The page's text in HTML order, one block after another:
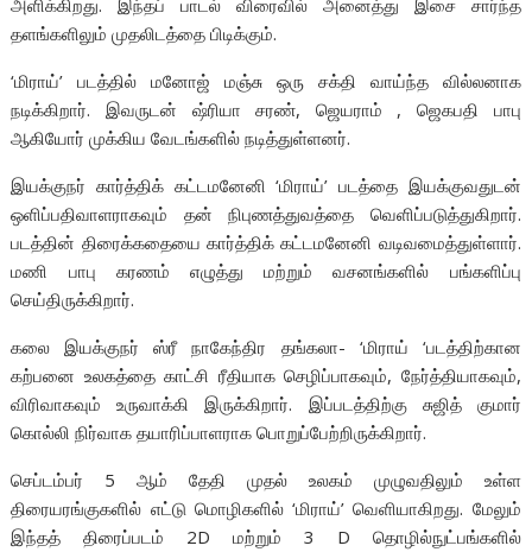
அளிக்கிறது. இந்தப் பாடல் விரைவில் அனைத்து இசை சார்ந்த
தளங்களிலும் முதலிடத்தை பிடிக்கும்.
‘மிராய்’ படத்தில் மனோஜ் மஞ்சு ஒரு சக்தி வாய்ந்த வில்லனாக
நடிக்கிறார். இவருடன் ஷ்ரியா சரண், ஜெயராம் , ஜெகபதி பாபு
ஆகியோர் முக்கிய வேடங்களில் நடித்துள்ளனர்.
இயக்குநர் கார்த்திக் கட்டமனேனி ‘மிராய்’ படத்தை இயக்குவதுடன்
ஒளிப்பதிவாளராகவும் தன் நிபுணத்துவத்தை வெளிப்படுத்துகிறார்.
படத்தின் திரைக்கதையை கார்த்திக் கட்டமனேனி வடிவமைத்துள்ளார்.
மணி பாபு கரணம் எழுத்து மற்றும் வசனங்களில் பங்களிப்பு
செய்திருக்கிறார்.
கலை இயக்குநர் ஸ்ரீ நாகேந்திர தங்கலா- ‘மிராய் ‘படத்திற்கான
கற்பனை உலகத்தை காட்சி ரீதியாக‌ செழிப்பாகவும், நேர்த்தியாகவும்,
விரிவாகவும் உருவாக்கி இருக்கிறார். இப்படத்திற்கு சுஜித் குமார்
கொல்லி நிர்வாக தயாரிப்பாளராக பொறுப்பேற்றிருக்கிறார்.‌
செப்டம்பர் 5 ஆம் தேதி முதல் உலகம் முழுவதிலும் உள்ள
திரையரங்குகளில் எட்டு மொழிகளில் ‘மிராய்’ வெளியாகிறது. மேலும்
இந்தத் திரைப்படம் 2D மற்றும் 3 D தொழில்நுட்பங்களில்